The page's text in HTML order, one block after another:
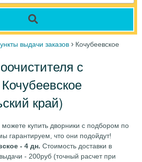
выдачи заказов › Кочубеевское
с
край)
купить дворники с подбором по
гарантируем, что они подойдут!
- 4 дн. Стоимость доставки в
- 200руб (точный расчет при